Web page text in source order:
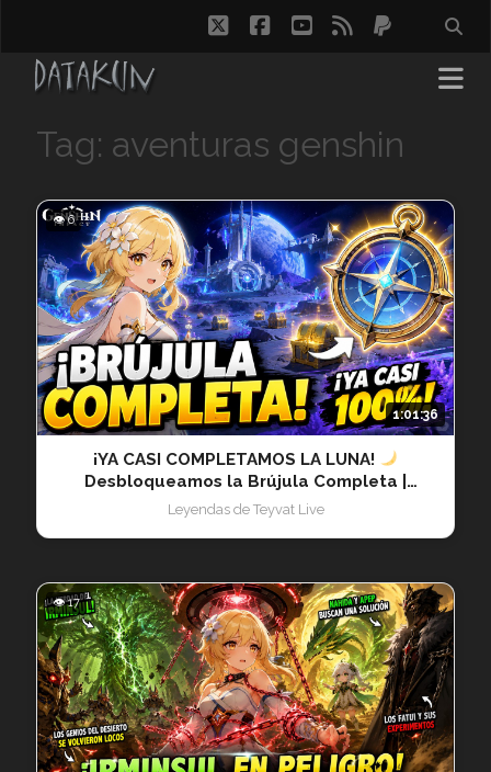
twitterfacebook
youtube
rss paypal
Tag: aventuras genshin
1:01:36
👁 6
¡YA CASI COMPLETAMOS LA LUNA!
Desbloqueamos la Brújula Completa |
Genshin Impact 20260805
Leyendas de Teyvat Live
👁 17